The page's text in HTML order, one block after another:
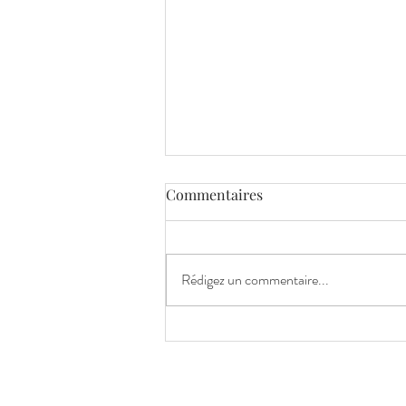
Commentaires
Rédigez un commentaire...